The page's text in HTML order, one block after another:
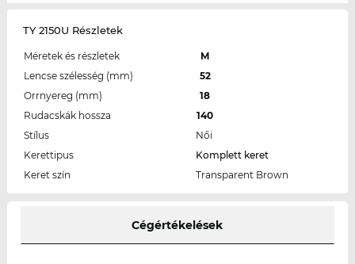
TY 2150U Részletek
Méretek és részletek
M
Lencse szélesség (mm)
52
Orrnyereg (mm)
18
Rudacskák hossza
140
Stílus
Női
Kerettipus
Komplett keret
Keret szín
Transparent Brown
Cégértékelések